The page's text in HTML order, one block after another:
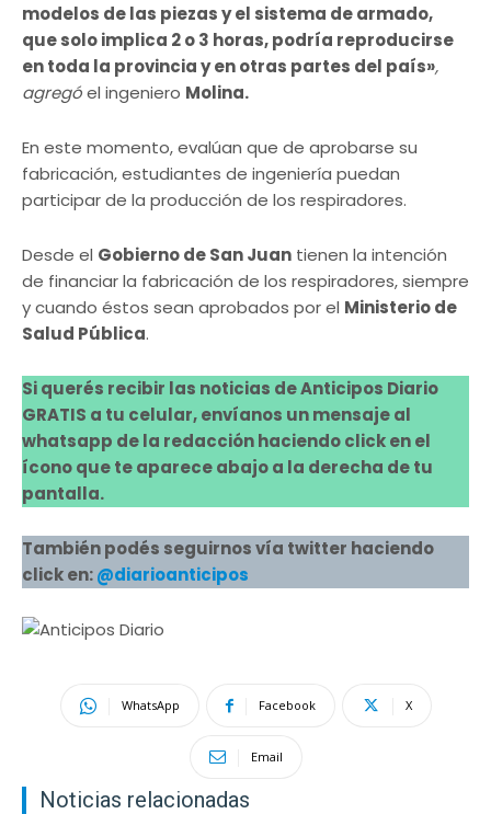
modelos de las piezas y el sistema de armado,
que solo implica 2 o 3 horas, podría reproducirse
en toda la provincia y en otras partes del país»,
agregóel ingeniero Molina.
En este momento, evalúan que de aprobarse su
fabricación, estudiantes de ingeniería puedan
participar de la producción de los respiradores.
Desde el Gobierno de San Juan tienen la intención
de financiar la fabricación de los respiradores, siempre
y cuando éstos sean aprobados por el Ministerio de
Salud Pública.
Si querés recibir las noticias de Anticipos Diario
GRATIS a tu celular, envíanos un mensaje al
whatsapp de la redacción haciendo click en el
ícono que te aparece abajo a la derecha de tu
pantalla.
También podés seguirnos vía twitter haciendo
click en:@diarioanticipos
WhatsApp Facebook X
Email
Noticias relacionadas